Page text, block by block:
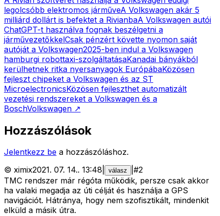
legolcsóbb elektromos járműveA Volkswagen akár 5
milliárd dollárt is befektet a RivianbaA Volkswagen autói
ChatGPT-t használva fognak beszélgetni a
járművezetőkkelCsak pénzért követte nyomon saját
autóját a Volkswagen2025-ben indul a Volkswagen
hamburgi robottaxi-szolgáltatásaKanadai bányákból
kerülhetnek ritka nyersanyagok EurópábaKözösen
fejleszt chipeket a Volkswagen és az ST
MicroelectronicsKözösen fejleszthet automatizált
vezetési rendszereket a Volkswagen és a
BoschVolkswagen ↗
Hozzászólások
Jelentkezz be a hozzászóláshoz.
© ximix2021. 07. 14.. 13:48 válasz #2
TMC rendszer már régóta működik, persze csak akkor
ha valaki megadja az úti célját és használja a GPS
navigációt. Hátránya, hogy nem szofisztikált, mindenkit
elküld a másik útra.